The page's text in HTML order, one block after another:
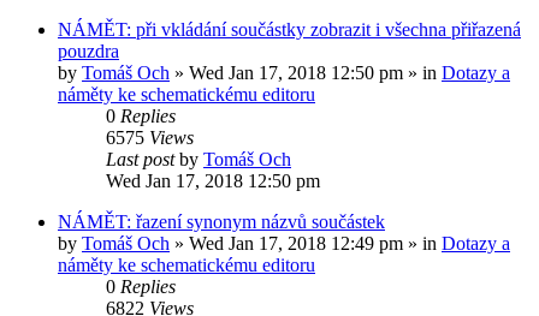
NÁMĚT: při vkládání součástky zobrazit i všechna přiřazená
pouzdra
by Tomáš Och » Wed Jan 17, 2018 12:50 pm » in Dotazy a
náměty ke schematickému editoru
0 Replies
6575 Views
Last postby Tomáš Och
Wed Jan 17, 2018 12:50 pm
NÁMĚT: řazení synonym názvů součástek
by Tomáš Och » Wed Jan 17, 2018 12:49 pm » in Dotazy a
náměty ke schematickému editoru
0 Replies
6822 Views